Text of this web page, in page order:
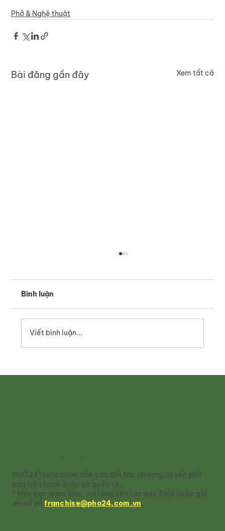
Phở & Nghệ thuật
Bài đăng gần đây Xem tất cả
Bình luận
Viết bình luận...
PHỞ24® luôn chào đón các đối tác nhượng quyền phù
hợp trên toàn quốc và quốc tế.
* Nếu bạn quan tâm, vui lòng liên lạc qua Zalo hoặc gửi
email vềfranchise@pho24.com.vn.